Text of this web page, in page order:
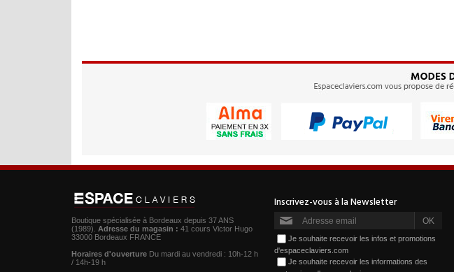
Boutique spécialisée à Bordeaux depuis 37 ANS
(1989). Adresse du magasin : 41 cours Victor Hugo
33000 Bordeaux FRANCE
Horaires d'ouverture Du mardi au vendredi : 10h-12 h
/ 14h-19 h
Je souhaite recevoir les infos et promotions
d'espaceclaviers.com
Je souhaite recevoir les informations des